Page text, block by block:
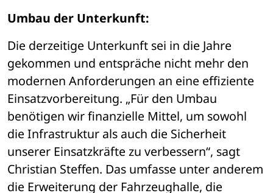
Umbau der Unterkunft:
Die derzeitige Unterkunft sei in die Jahre
gekommen und entspräche nicht mehr den
modernen Anforderungen an eine effiziente
Einsatzvorbereitung. „Für den Umbau
benötigen wir finanzielle Mittel, um sowohl
die Infrastruktur als auch die Sicherheit
unserer Einsatzkräfte zu verbessern“, sagt
Christian Steffen. Das umfasse unter anderem
die Erweiterung der Fahrzeughalle, die